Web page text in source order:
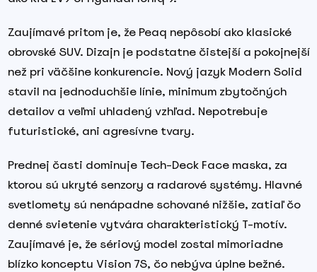
Zaujímavé pritom je, že Peaq nepôsobí ako klasické
obrovské SUV. Dizajn je podstatne čistejší a pokojnejší
než pri väčšine konkurencie. Nový jazyk Modern Solid
stavil na jednoduchšie línie, minimum zbytočných
detailov a veľmi uhladený vzhľad. Nepotrebuje
futuristické, ani agresívne tvary.
Prednej časti dominuje Tech-Deck Face maska, za
ktorou sú ukryté senzory a radarové systémy. Hlavné
svetlomety sú nenápadne schované nižšie, zatiaľ čo
denné svietenie vytvára charakteristický T-motív.
Zaujímavé je, že sériový model zostal mimoriadne
blízko konceptu Vision 7S, čo nebýva úplne bežné.